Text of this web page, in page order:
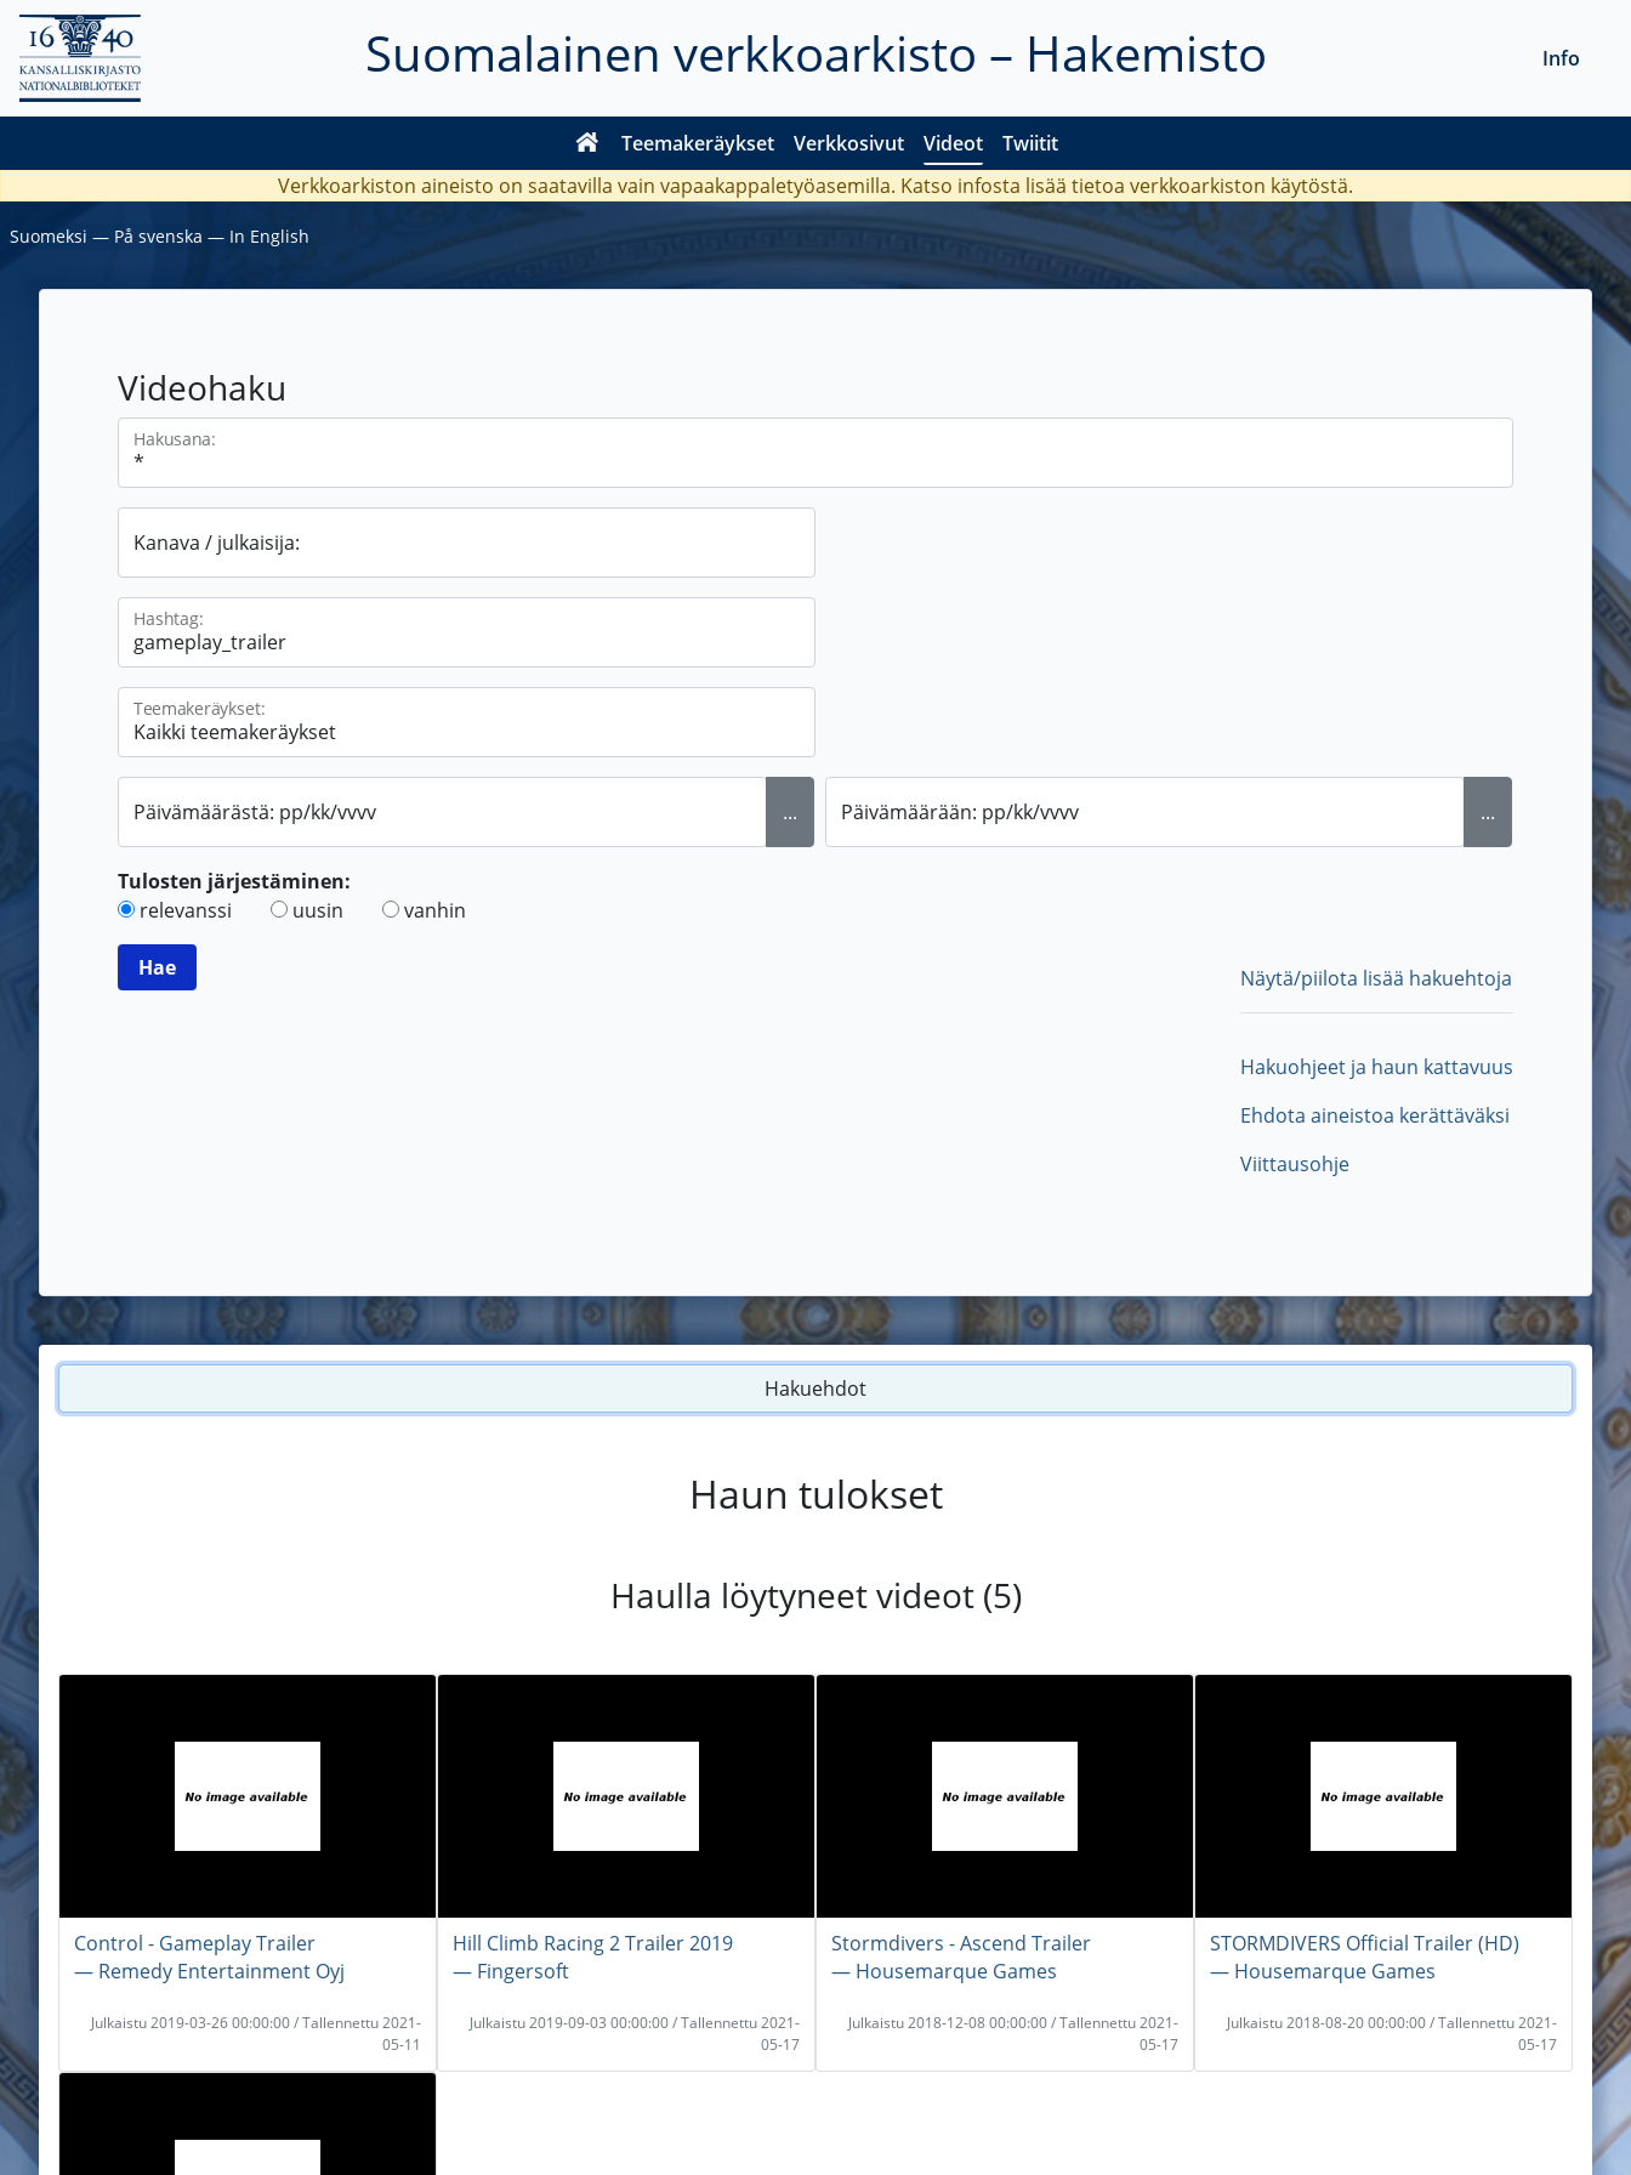
Suomalainen verkkoarkisto – Hakemisto
Teemakeräykset Verkkosivut Videot Twiitit
Info
Verkkoarkiston aineisto on saatavilla vain vapaakappaletyöasemilla. Katso infosta lisää tietoa verkkoarkiston käytöstä.
Suomeksi ― På svenska ― In English
Videohaku
Hakusana:
Kanava / julkaisija:
Hashtag:
Teemakeräykset:
Päivämäärästä: pp/kk/vvvv ... Päivämäärään: pp/kk/vvvv ...
Tulosten järjestäminen:
relevanssi
uusin vanhin
Näytä/piilota lisää hakuehtoja
Hakuohjeet ja haun kattavuus
Ehdota aineistoa kerättäväksi
Viittausohje
Hakuehdot
Haun tulokset
Haulla löytyneet videot (5)
Control - Gameplay Trailer
― Remedy Entertainment Oyj
Julkaistu 2019-03-26 00:00:00 / Tallennettu 2021-
05-11
Hill Climb Racing 2 Trailer 2019
― Fingersoft
Julkaistu 2019-09-03 00:00:00 / Tallennettu 2021-
05-17
Stormdivers - Ascend Trailer
― Housemarque Games
Julkaistu 2018-12-08 00:00:00 / Tallennettu 2021-
05-17
STORMDIVERS Official Trailer (HD)
― Housemarque Games
Julkaistu 2018-08-20 00:00:00 / Tallennettu 2021-
05-17